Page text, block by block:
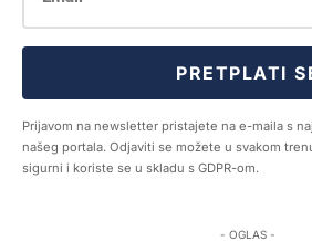
PRETPLATI
Prijavom na newsletter pristajete na e-maila s
našeg portala. Odjaviti se možete u svakom
sigurni i koriste se u skladu s GDPR-om.
- OGLAS -